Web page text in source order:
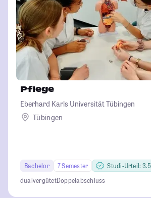
Pflege
Eberhard Karls Universität Tübingen
Tübingen
Bachelor 7 Semester
Studi-Urteil: 3.5
dualvergütetDoppelabschluss